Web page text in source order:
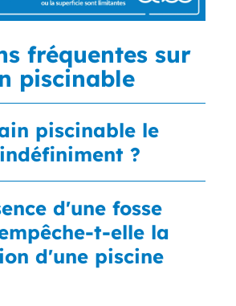
fréquentes sur
piscinable
piscinable le
?
d'une fosse
t-elle la
d'une piscine